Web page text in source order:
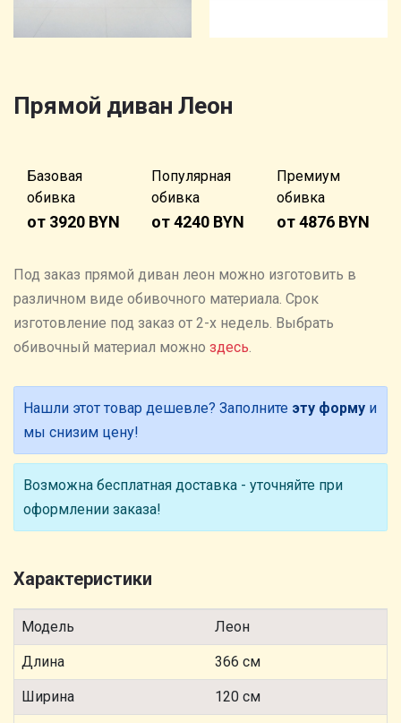
Прямой диван Леон
Базовая
обивка
от 3920 BYN
Популярная
обивка
от 4240 BYN
Премиум
обивка
от 4876 BYN
Под заказ прямой диван леон можно изготовить в
различном виде обивочного материала. Cрок
изготовление под заказ от 2-х недель. Выбрать
обивочный материал можно здесь.
Нашли этот товар дешевле? Заполните эту форму и
мы снизим цену!
Возможна бесплатная доставка - уточняйте при
оформлении заказа!
Характеристики
Модель Леон
Длина 366 см
Ширина 120 см